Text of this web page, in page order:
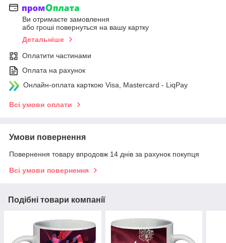
Ви отримаєте замовлення
або гроші повернуться на вашу картку
Детальніше
Оплатити частинами
Оплата на рахунок
Онлайн-оплата карткою Visa, Mastercard - LiqPay
Всі умови оплати
Умови повернення
Повернення товару впродовж 14 днів за рахунок покупця
Всі умови повернення
Подібні товари компанії